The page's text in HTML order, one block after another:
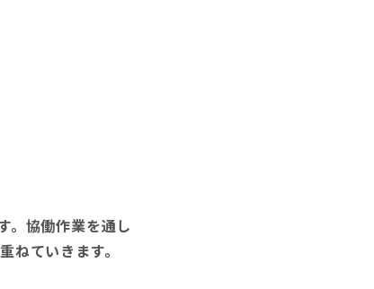
。協働作業を通し
ていきます。